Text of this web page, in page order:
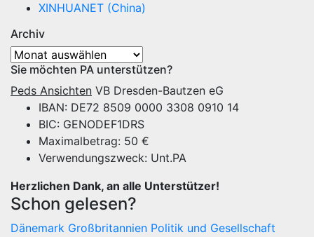
XINHUANET (China)
Archiv
Archiv
Sie möchten PA unterstützen?
Peds Ansichten VB Dresden-Bautzen eG
IBAN: DE72 8509 0000 3308 0910 14
BIC: GENODEF1DRS
Maximalbetrag: 50 €
Verwendungszweck: Unt.PA
Herzlichen Dank, an alle Unterstützer!
Schon gelesen?
Dänemark Großbritannien Politik und Gesellschaft